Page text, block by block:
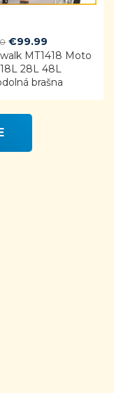
Original
price
was:
€122.00.
€99.99
price
is:
€99.99.
MT1418 Moto
28L 48L
brašna